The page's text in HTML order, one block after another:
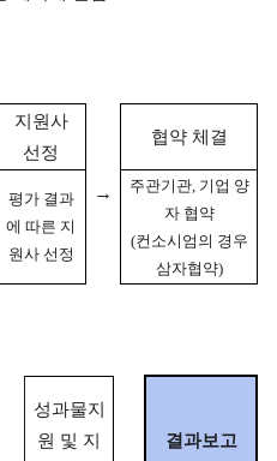
지원사
선정
→
협약 체결
평가 결과
에 따른 지
원사 선정
주관기관, 기업 양
자 협약
(컨소시엄의 경우
삼자협약)
성과물지
원 및 지
결과보고